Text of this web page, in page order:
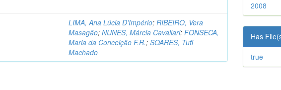
LIMA, Ana Lúcia D'Império; RIBEIRO, Vera
Masagão; NUNES, Márcia Cavallari; FONSECA,
Maria da Conceição F.R.; SOARES, Tufi
Machado
2008
Has
true